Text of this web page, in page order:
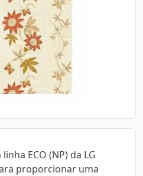
ECO (NP) da LG
proporcionar uma